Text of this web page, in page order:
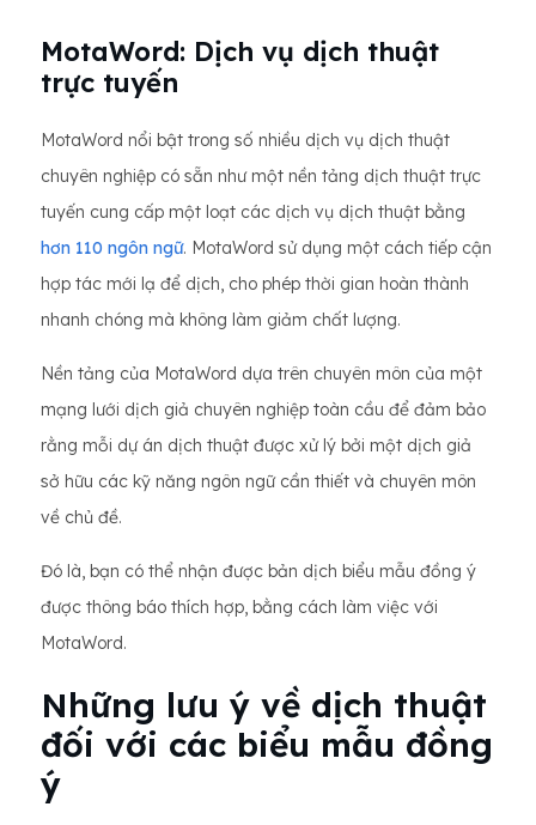
MotaWord: Dịch vụ dịch thuật
trực tuyến
MotaWord nổi bật trong số nhiều dịch vụ dịch thuật
chuyên nghiệp có sẵn như một nền tảng dịch thuật trực
tuyến cung cấp một loạt các dịch vụ dịch thuật bằng
hơn 110 ngôn ngữ. MotaWord sử dụng một cách tiếp cận
hợp tác mới lạ để dịch, cho phép thời gian hoàn thành
nhanh chóng mà không làm giảm chất lượng.
Nền tảng của MotaWord dựa trên chuyên môn của một
mạng lưới dịch giả chuyên nghiệp toàn cầu để đảm bảo
rằng mỗi dự án dịch thuật được xử lý bởi một dịch giả
sở hữu các kỹ năng ngôn ngữ cần thiết và chuyên môn
về chủ đề.
Đó là, bạn có thể nhận được bản dịch biểu mẫu đồng ý
được thông báo thích hợp, bằng cách làm việc với
MotaWord.
Những lưu ý về dịch thuật
đối với các biểu mẫu đồng
ý